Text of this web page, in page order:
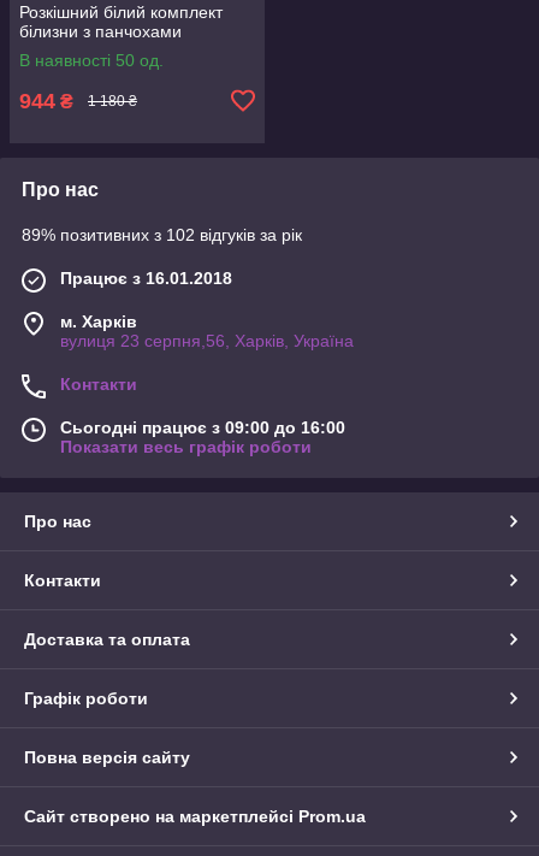
Розкішний білий комплект
білизни з панчохами
В наявності 50 од.
944 ₴ 1 180 ₴
Про нас
89% позитивних з 102 відгуків за рік
Працює з 16.01.2018
м. Харків
вулиця 23 серпня,56, Харків, Україна
Контакти
Сьогодні працює з 09:00 до 16:00
Показати весь графік роботи
Про нас
Контакти
Доставка та оплата
Графік роботи
Повна версія сайту
Сайт створено на маркетплейсі Prom.ua